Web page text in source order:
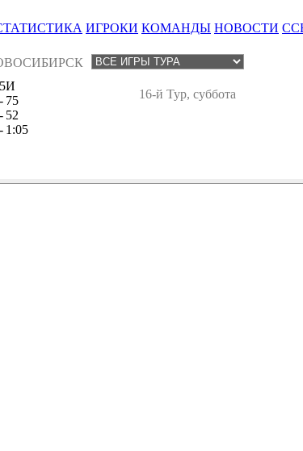
ИГРОКИ КОМАНДЫ НОВОСТИ
16-й Тур, суббота
5И
- 75
- 52
- 1:05